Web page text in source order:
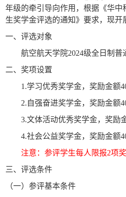
年级的牵引导向作用，根据《华
生奖学金评选的通知》要求，现开
一、评选对象
航空航天学院2024级全日制普
二、奖项设置
1.学习优秀奖学金，奖励金额
2.自强奋进奖学金，奖励金额
3.文体活动优秀奖学金，奖励
4.社会公益奖学金，奖励金额
注意：参评学生每人限报2项
三、评选条件
（一）参评基本条件